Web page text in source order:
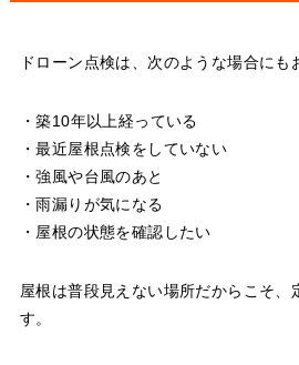
ドローン点検は、次のような場合にも
・築10年以上経っている
・最近屋根点検をしていない
・強風や台風のあと
・雨漏りが気になる
・屋根の状態を確認したい
屋根は普段見えない場所だからこそ、
す。